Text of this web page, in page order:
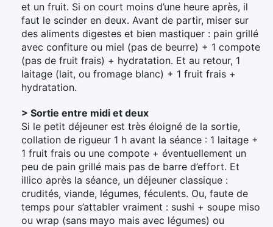
et un fruit. Si on court moins d’une heure après, il
faut le scinder en deux. Avant de partir, miser sur
des aliments digestes et bien mastiquer : pain grillé
avec confiture ou miel (pas de beurre) + 1 compote
(pas de fruit frais) + hydratation. Et au retour, 1
laitage (lait, ou fromage blanc) + 1 fruit frais +
hydratation.
> Sortie entre midi et deux
Si le petit déjeuner est très éloigné de la sortie,
collation de rigueur 1 h avant la séance : 1 laitage +
1 fruit frais ou une compote + éventuellement un
peu de pain grillé mais pas de barre d’effort. Et
illico après la séance, un déjeuner classique :
crudités, viande, légumes, féculents. Ou, faute de
temps pour s’attabler vraiment : sushi + soupe miso
ou wrap (sans mayo mais avec légumes) ou